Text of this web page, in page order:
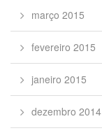
março 2015
fevereiro 2015
janeiro 2015
dezembro 2014